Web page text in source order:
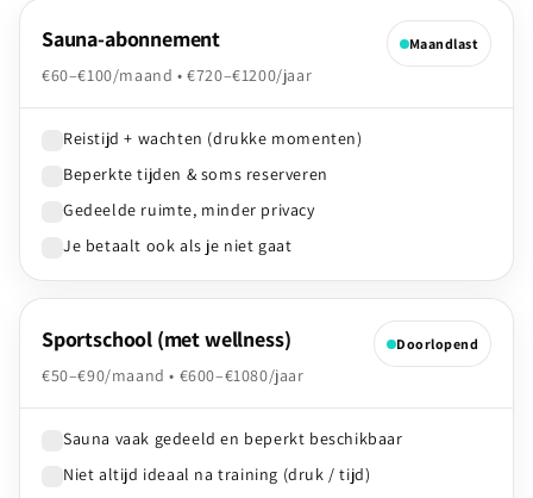
Sauna-abonnement
€60–€100/maand • €720–€1200/jaar
Maandlast
Reistijd + wachten (drukke momenten)
Beperkte tijden & soms reserveren
Gedeelde ruimte, minder privacy
Je betaalt ook als je niet gaat
Sportschool (met wellness)
€50–€90/maand • €600–€1080/jaar
Doorlopend
Sauna vaak gedeeld en beperkt beschikbaar
Niet altijd ideaal na training (druk / tijd)